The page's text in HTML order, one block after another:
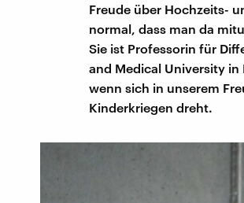
Freude über Hochzeits-
normal, dass man da
Sie ist Professorin für
and Medical University in
wenn sich in unserem
Kinderkriegen dreht.